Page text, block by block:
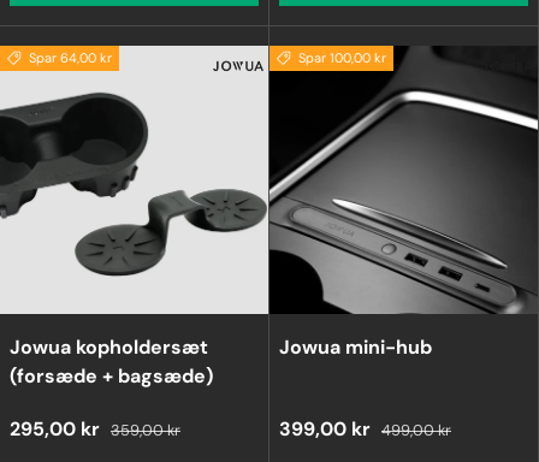
Spar 64,00 kr
Jowua kopholdersæt
(forsæde + bagsæde)
295,00 kr 359,00 kr
Spar 100,00 kr
Jowua mini-hub
399,00 kr 499,00 kr